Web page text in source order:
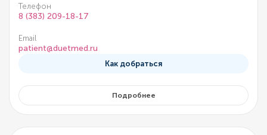
Телефон
8 (383) 209-18-17
Email
patient@duetmed.ru
Как добраться
Подробнее